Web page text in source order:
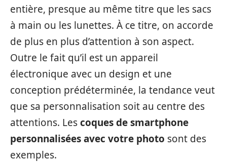
entière, presque au même titre que les sacs
à main ou les lunettes. À ce titre, on accorde
de plus en plus d’attention à son aspect.
Outre le fait qu’il est un appareil
électronique avec un design et une
conception prédéterminée, la tendance veut
que sa personnalisation soit au centre des
attentions. Lescoques de smartphone
personnalisées avec votre photo sont des
exemples.